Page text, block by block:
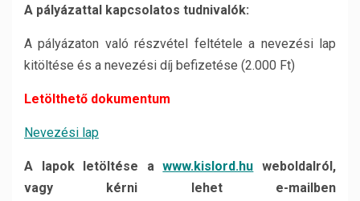
A pályázattal kapcsolatos tudnivalók:
A pályázaton való részvétel feltétele a nevezési lap
kitöltése és a nevezési díj befizetése (2.000 Ft)
Letölthető dokumentum
Nevezési lap
A lapok letöltése awww.kislord.hu weboldalról,
vagy kérni lehet e-mailben